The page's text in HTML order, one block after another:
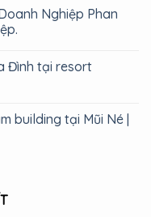
Nghiệp Phan
Đình tại resort
building tại Mũi Né |